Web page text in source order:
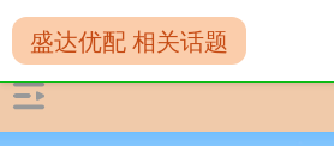
盛达优配 相关话题